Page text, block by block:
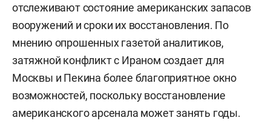
отслеживают состояние американских запасов
вооружений и сроки их восстановления. По
мнению опрошенных газетой аналитиков,
затяжной конфликт с Ираном создает для
Москвы и Пекина более благоприятное окно
возможностей, поскольку восстановление
американского арсенала может занять годы.